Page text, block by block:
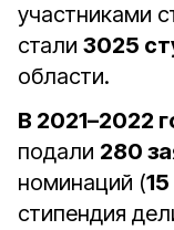
участниками
стали 3025
области.
В 2021–2022
подали 280
номинаций (
стипендия